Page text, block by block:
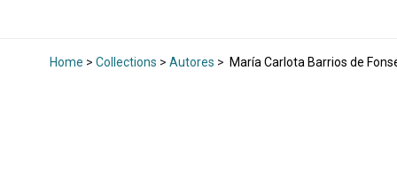
Home > Collections > Autores > María Carlota Barrios de